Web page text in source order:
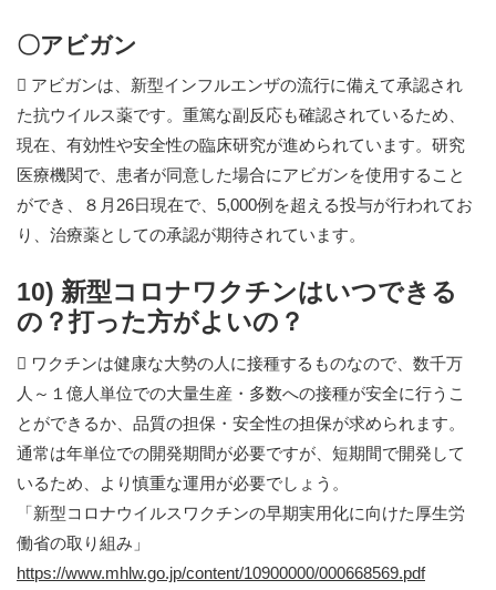
〇アビガン
 アビガンは、新型インフルエンザの流行に備えて承認され
た抗ウイルス薬です。重篤な副反応も確認されているため、
現在、有効性や安全性の臨床研究が進められています。研究
医療機関で、患者が同意した場合にアビガンを使用すること
ができ、８月26日現在で、5,000例を超える投与が行われてお
り、治療薬としての承認が期待されています。
10) 新型コロナワクチンはいつできる
の？打った方がよいの？
 ワクチンは健康な大勢の人に接種するものなので、数千万
人～１億人単位での大量生産・多数への接種が安全に行うこ
とができるか、品質の担保・安全性の担保が求められます。
通常は年単位での開発期間が必要ですが、短期間で開発して
いるため、より慎重な運用が必要でしょう。
「新型コロナウイルスワクチンの早期実用化に向けた厚生労
働省の取り組み」
https://www.mhlw.go.jp/content/10900000/000668569.pdf